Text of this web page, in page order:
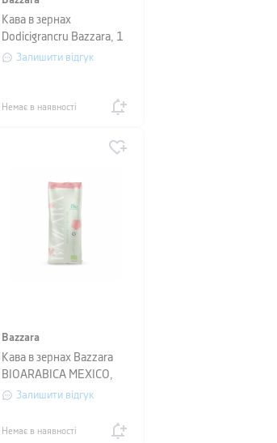
Кава в зернах
Dodicigrancru Bazzara, 1
кг, вакуумний пакет,
Залишити відгук
Немає в наявності
Bazzara
Кава в зернах Bazzara
BIOARABICA MEXICO,
250 г, вакуумний пакет,
Залишити відгук
Немає в наявності